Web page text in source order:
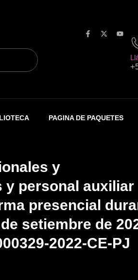
F
X
Y
PAGINA DE PAQUETES
y
y personal auxiliar
presencial
setiembre de
2022-CE-PJ